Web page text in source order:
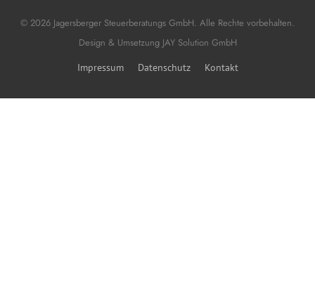
© 2026 Jagersberger Steuerberatungs GmbH. Alle Rechte vorbehalten.
Design & Umsetzung JAY Solution GmbH
Impressum Datenschutz Kontakt